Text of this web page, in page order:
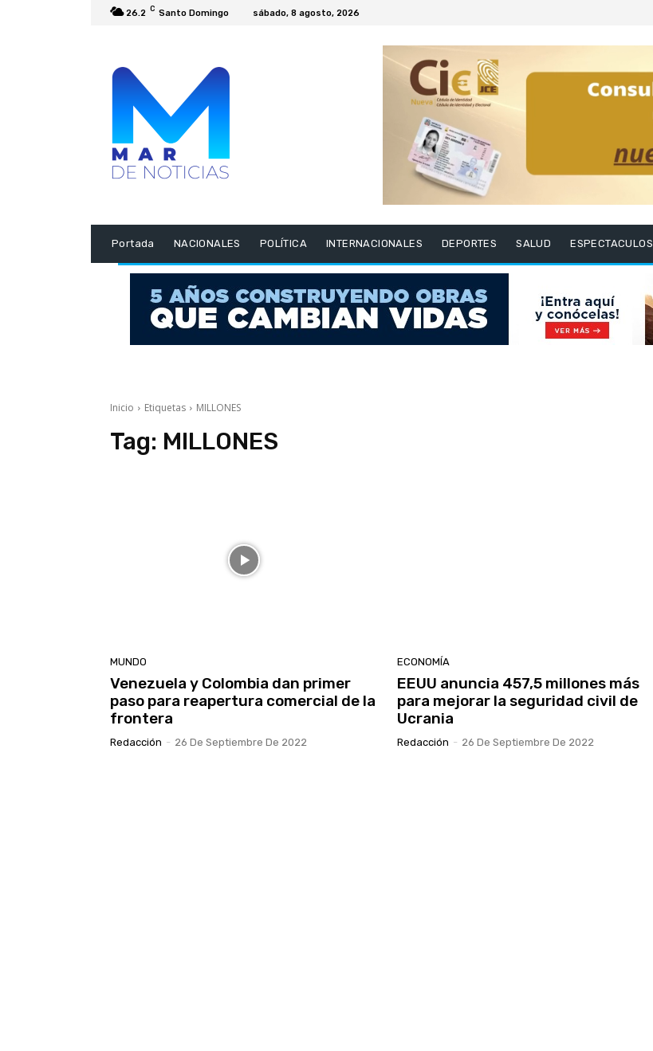
26.2 C Santo Domingo sábado, 8 agosto, 2026
Portada NACIONALES POLÍTICA INTERNACIONALES DEPORTES SALUD ESPECTACULOS
Inicio Etiquetas MILLONES
Tag: MILLONES
MUNDO
Venezuela y Colombia dan primer
paso para reapertura comercial de la
frontera
Redacción - 26 De Septiembre De 2022
ECONOMÍA
EEUU anuncia 457,5 millones más
para mejorar la seguridad civil de
Ucrania
Redacción - 26 De Septiembre De 2022